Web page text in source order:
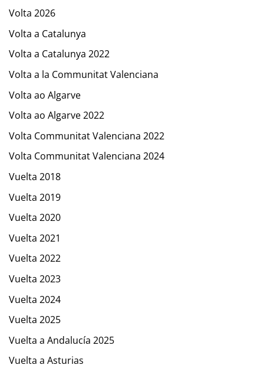
Volta 2026
Volta a Catalunya
Volta a Catalunya 2022
Volta a la Communitat Valenciana
Volta ao Algarve
Volta ao Algarve 2022
Volta Communitat Valenciana 2022
Volta Communitat Valenciana 2024
Vuelta 2018
Vuelta 2019
Vuelta 2020
Vuelta 2021
Vuelta 2022
Vuelta 2023
Vuelta 2024
Vuelta 2025
Vuelta a Andalucía 2025
Vuelta a Asturias